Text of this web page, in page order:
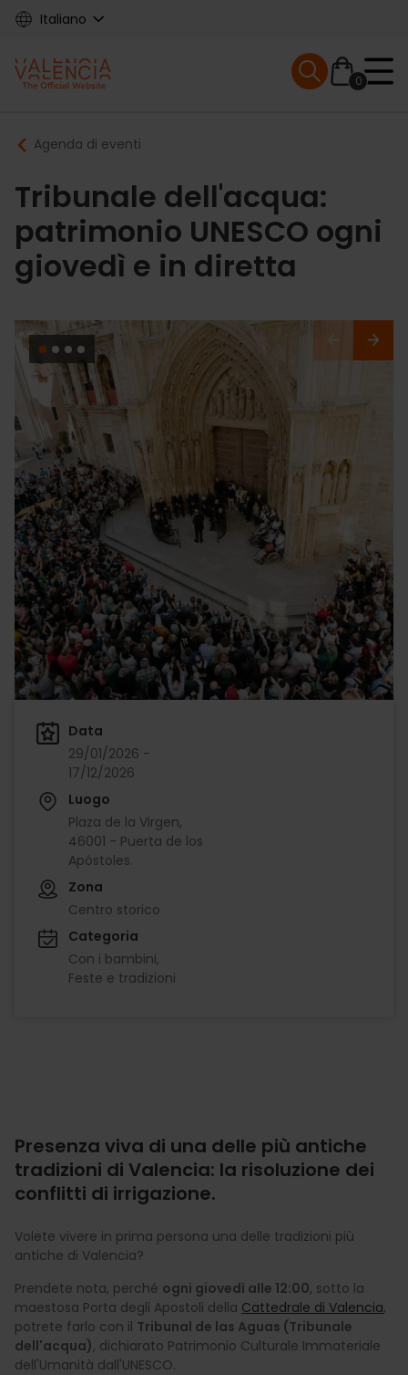
Skip
content
Italiano
Main
navigation
0
Mobile menu
Breadcrumb
Agenda di eventi
Tribunale dell'acqua:
patrimonio UNESCO ogni
giovedì e in diretta
Data
29/01/2026 -
17/12/2026
Luogo
Plaza de la Virgen,
46001 - Puerta de los
Apóstoles.
Zona
Centro storico
Categoria
Con i bambini
Feste e tradizioni
Presenza viva di una delle più antiche
tradizioni di Valencia: la risoluzione dei
conflitti di irrigazione.
Volete vivere in prima persona una delle tradizioni più
antiche di Valencia?
Prendete nota, perché ogni giovedì alle 12:00, sotto la
maestosa Porta degli Apostoli della Cattedrale di Valencia,
potrete farlo con il Tribunal de las Aguas (Tribunale
dell'acqua), dichiarato Patrimonio Culturale Immateriale
dell'Umanità dall'UNESCO.